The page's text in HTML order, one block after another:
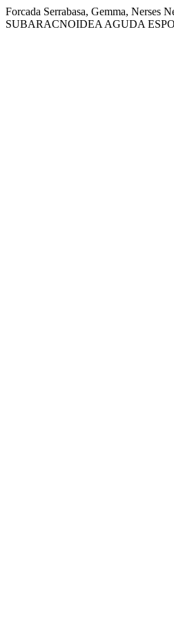
Forcada Serrabasa, Gemma,
SUBARACNOIDEA AGUDA